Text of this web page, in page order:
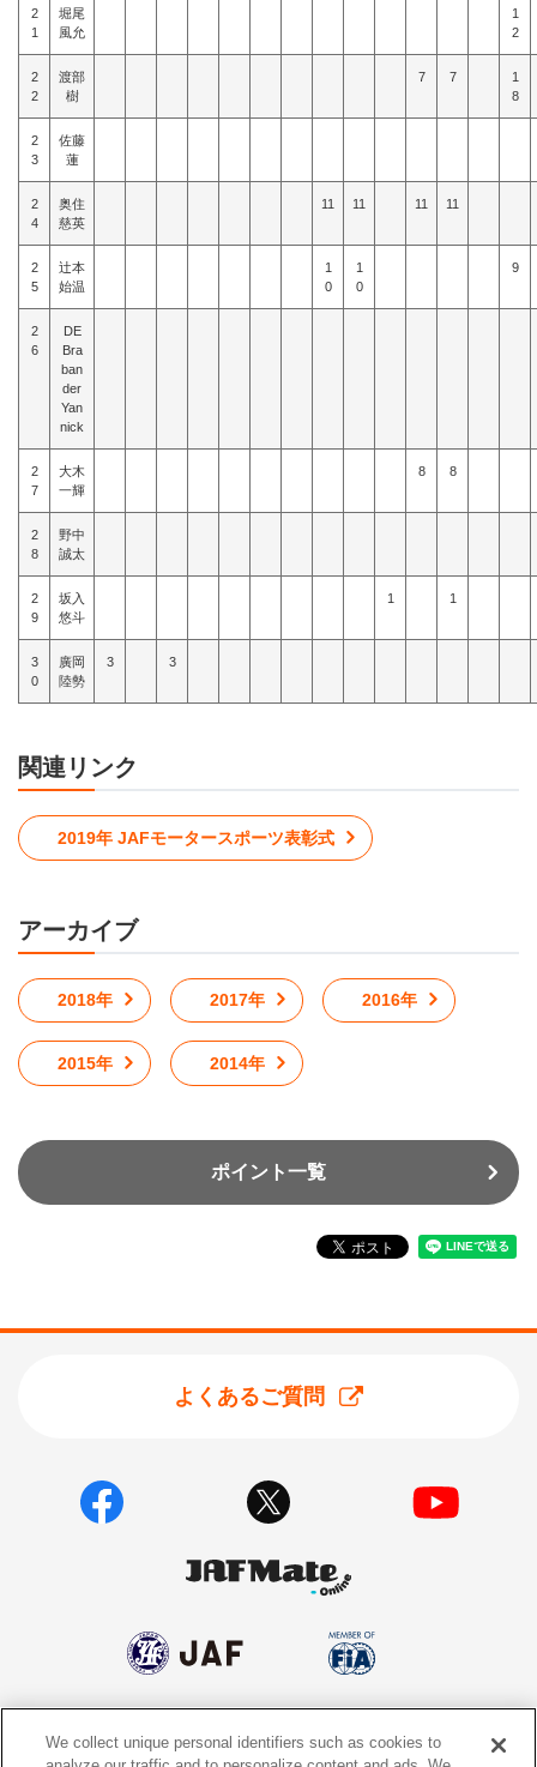
2
1
堀尾
風允
1
2
2
2
渡部
樹
7 7
1
8
2
3
佐藤
蓮
2
4
奥住
慈英
11 11 11 11
2
5
辻本
始温
1
0
1
0
9
2
6
DE
Bra
ban
der
Yan
nick
2
7
大木
一輝
8 8
2
8
野中
誠太
2
9
坂入
悠斗
1 1
3
0
廣岡
陸勢
3 3
関連リンク
2019年 JAFモータースポーツ表彰式
アーカイブ
2018年 2017年 2016年
2015年 2014年
ポイント一覧
よくあるご質問
個人情報保護方針 個人情報の取り扱いについて
We collect unique personal identifiers such as cookies to